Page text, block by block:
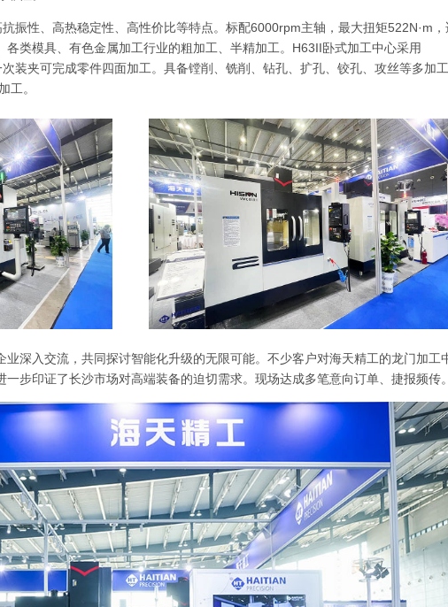
振性、高热稳定性、高性价比等特点。标配6000rpm主轴，最大扭矩522N·m，
各类模具、有色金属加工行业的粗加工、半精加工。H63II卧式加工中心采用
装夹可完成零件四面加工。具备镗削、铣削 、钻孔、扩孔、铰孔、攻丝等多加
工。
业深入交流，共同探讨智能化升级的无限可能。不少客户对海天精工的龙门加工
一步印证了长沙市场对高端装备的迫切需求。现场达成多笔意向订单、捷报频传